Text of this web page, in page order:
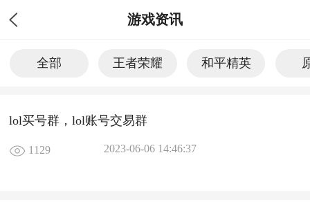
游戏资讯
全部 王者荣耀 和平精英
lol买号群，lol账号交易群
1129 2023-06-06 14:46:37